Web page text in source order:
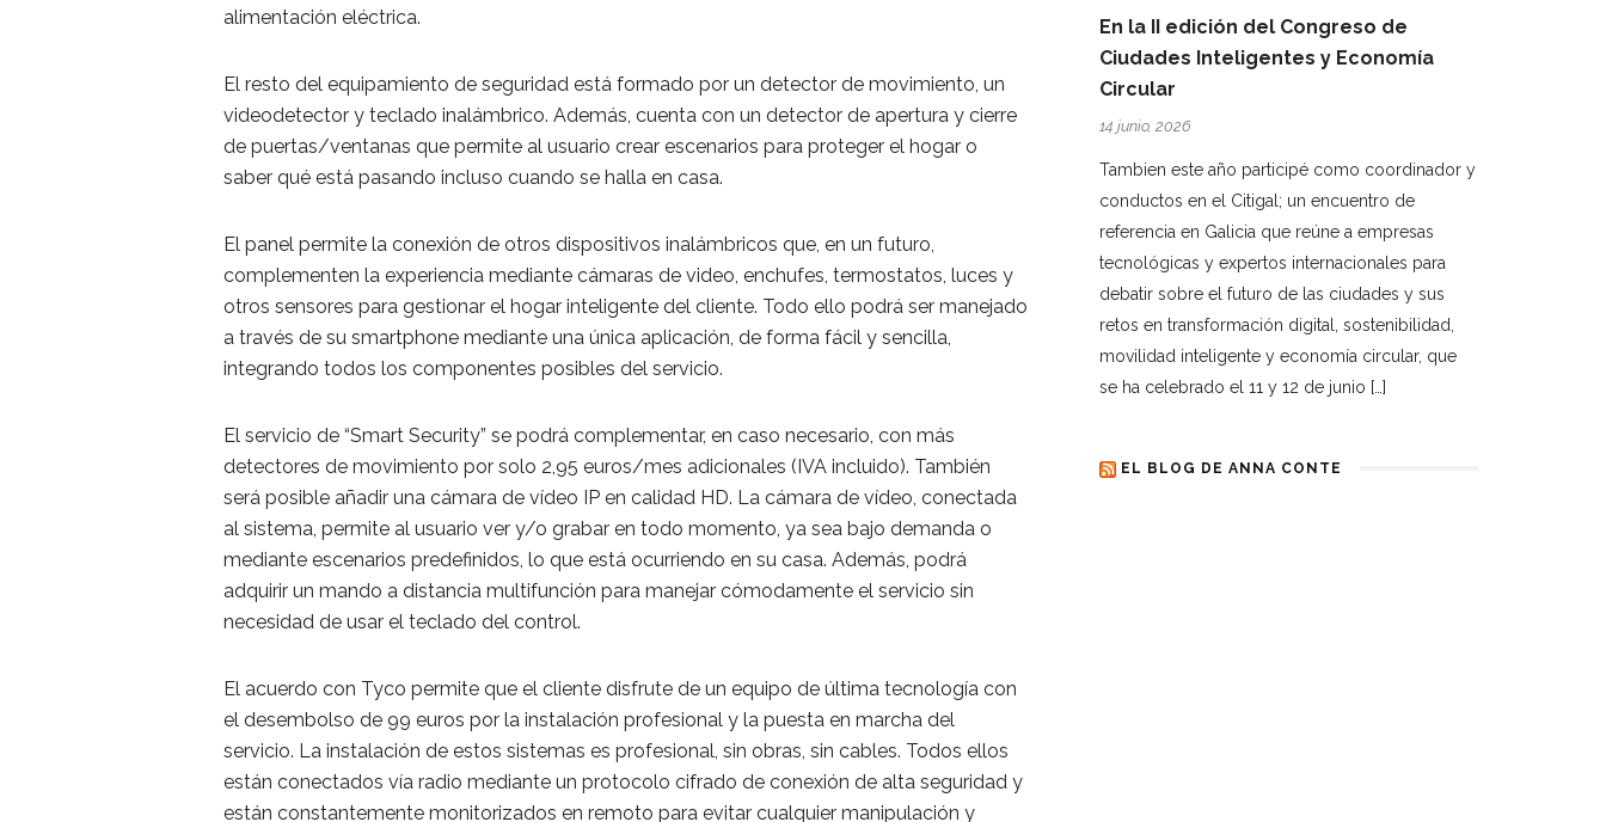
alimentación eléctrica.
El resto del equipamiento de seguridad está formado por un detector de movimiento, un
videodetector y teclado inalámbrico. Además, cuenta con un detector de apertura y cierre
de puertas/ventanas que permite al usuario crear escenarios para proteger el hogar o
saber qué está pasando incluso cuando se halla en casa.
El panel permite la conexión de otros dispositivos inalámbricos que, en un futuro,
complementen la experiencia mediante cámaras de video, enchufes, termostatos, luces y
otros sensores para gestionar el hogar inteligente del cliente. Todo ello podrá ser manejado
a través de su smartphone mediante una única aplicación, de forma fácil y sencilla,
integrando todos los componentes posibles del servicio.
El servicio de “Smart Security” se podrá complementar, en caso necesario, con más
detectores de movimiento por solo 2,95 euros/mes adicionales (IVA incluido). También
será posible añadir una cámara de vídeo IP en calidad HD. La cámara de vídeo, conectada
al sistema, permite al usuario ver y/o grabar en todo momento, ya sea bajo demanda o
mediante escenarios predefinidos, lo que está ocurriendo en su casa. Además, podrá
adquirir un mando a distancia multifunción para manejar cómodamente el servicio sin
necesidad de usar el teclado del control.
El acuerdo con Tyco permite que el cliente disfrute de un equipo de última tecnología con
el desembolso de 99 euros por la instalación profesional y la puesta en marcha del
servicio. La instalación de estos sistemas es profesional, sin obras, sin cables. Todos ellos
están conectados vía radio mediante un protocolo cifrado de conexión de alta seguridad y
están constantemente monitorizados en remoto para evitar cualquier manipulación y
En la II edición del Congreso de
Ciudades Inteligentes y Economía
Circular
14 junio, 2026
Tambien este año participé como coordinador y
conductos en el Citigal; un encuentro de
referencia en Galicia que reúne a empresas
tecnológicas y expertos internacionales para
debatir sobre el futuro de las ciudades y sus
retos en transformación digital, sostenibilidad,
movilidad inteligente y economía circular, que
se ha celebrado el 11 y 12 de junio […]
EL BLOG DE ANNA CONTE